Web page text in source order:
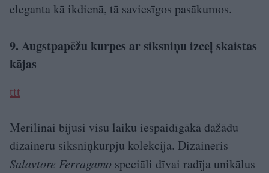
eleganta kā ikdienā, tā saviesīgos pasākumos.
9. Augstpapēžu kurpes ar siksniņu izceļ skaistas
kājas
ttt
Merilinai bijusi visu laiku iespaidīgākā dažādu
dizaineru siksniņkurpju kolekcija. Dizaineris
Salavtore Ferragamo speciāli dīvai radīja unikālus